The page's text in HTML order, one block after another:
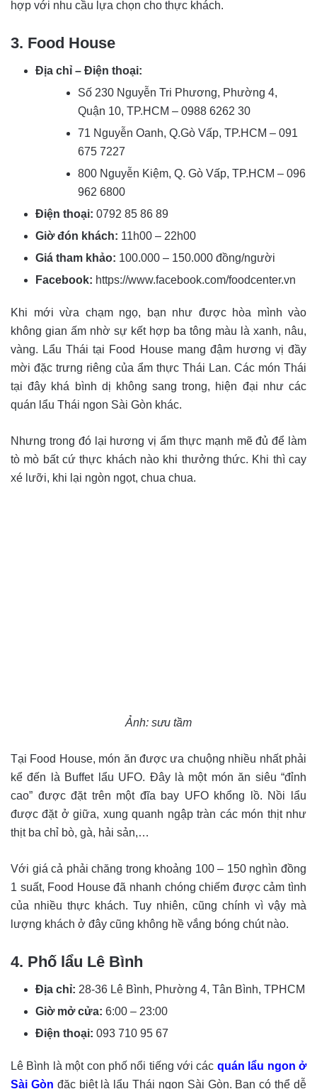
hợp với nhu cầu lựa chọn cho thực khách.
3. Food House
Địa chỉ – Điện thoại:
Số 230 Nguyễn Tri Phương, Phường 4,
Quận 10, TP.HCM – 0988 6262 30
71 Nguyễn Oanh, Q.Gò Vấp, TP.HCM – 091
675 7227
800 Nguyễn Kiệm, Q. Gò Vấp, TP.HCM – 096
962 6800
Điện thoại: 0792 85 86 89
Giờ đón khách: 11h00 – 22h00
Giá tham khảo: 100.000 – 150.000 đồng/người
Facebook: https://www.facebook.com/foodcenter.vn
Khi mới vừa chạm ngọ, bạn như được hòa mình vào
không gian ấm nhờ sự kết hợp ba tông màu là xanh, nâu,
vàng. Lẩu Thái tại Food House mang đậm hương vị đầy
mời đặc trưng riêng của ẩm thực Thái Lan. Các món Thái
tại đây khá bình dị không sang trong, hiện đại như các
quán lẩu Thái ngon Sài Gòn khác.
Nhưng trong đó lại hương vị ẩm thực mạnh mẽ đủ để làm
tò mò bất cứ thực khách nào khi thưởng thức. Khi thì cay
xé lưỡi, khi lại ngòn ngọt, chua chua.
Ảnh: sưu tầm
Tại Food House, món ăn được ưa chuộng nhiều nhất phải
kể đến là Buffet lẩu UFO. Đây là một món ăn siêu “đỉnh
cao” được đặt trên một đĩa bay UFO khổng lồ. Nồi lẩu
được đặt ở giữa, xung quanh ngập tràn các món thịt như
thịt ba chỉ bò, gà, hải sản,…
Với giá cả phải chăng trong khoảng 100 – 150 nghìn đồng
1 suất, Food House đã nhanh chóng chiếm được cảm tình
của nhiều thực khách. Tuy nhiên, cũng chính vì vậy mà
lượng khách ở đây cũng không hề vắng bóng chút nào.
4. Phố lẩu Lê Bình
Địa chỉ: 28-36 Lê Bình, Phường 4, Tân Bình, TPHCM
Giờ mở cửa: 6:00 – 23:00
Điện thoại: 093 710 95 67
Lê Bình là một con phố nổi tiếng với các quán lẩu ngon ở
Sài Gòn đặc biệt là lẩu Thái ngon Sài Gòn. Bạn có thể dễ